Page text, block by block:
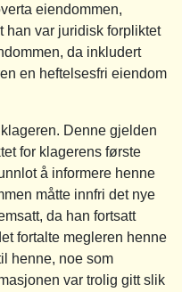
eiendommen,
han var juridisk forpliktet
da inkludert
en heftelsesfri eiendom
Denne gjelden
for klagerens første
å informere henne
måtte innfri det nye
da han fortsatt
fortalte megleren henne
henne, noe som
var trolig gitt slik